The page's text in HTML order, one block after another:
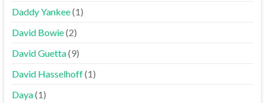
Daddy Yankee(1)
David Bowie(2)
David Guetta(9)
David Hasselhoff(1)
Daya(1)